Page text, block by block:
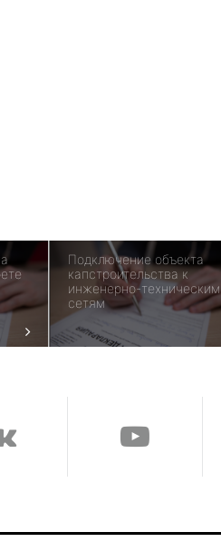
Подключение объекта
капстроительства к
инженерно-техническим
сетям